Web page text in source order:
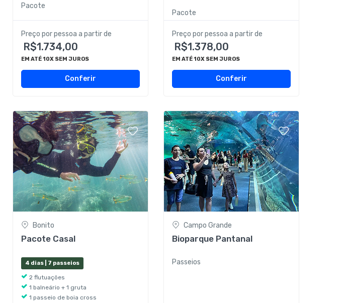
Pacote
Preço por pessoa a partir de
R$1.734,00
EM ATÉ 10X SEM JUROS
Conferir
Pacote
Preço por pessoa a partir de
R$1.378,00
EM ATÉ 10X SEM JUROS
Conferir
Bonito
Pacote Casal
4 dias | 7 passeios
2 flutuações
1 balneário + 1 gruta
1 passeio de boia cross
Campo Grande
Bioparque Pantanal
Passeios